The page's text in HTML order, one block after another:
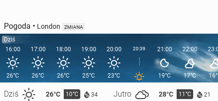
Pogoda • London ZMIANA
Dziś
16:00
26°C
Dziś 26°C 10°C 34 Jutro 28°C 11°C 21
17:00
26°C
18:00
26°C
19:00
25°C
20:00
23°C
20:39 21:00
19°C
22:00
17°C